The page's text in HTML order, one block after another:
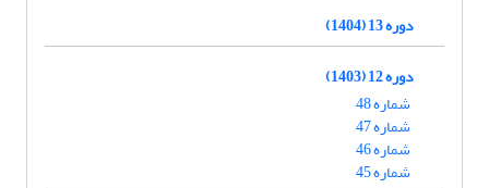
دوره 13 (1404)
دوره 12 (1403)
شماره 48
شماره 47
شماره 46
شماره 45